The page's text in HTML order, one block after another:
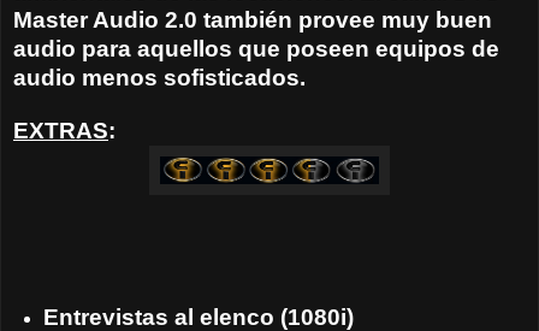
Master Audio 2.0 también provee muy buen
audio para aquellos que poseen equipos de
audio menos sofisticados.
EXTRAS:
Entrevistas al elenco (1080i)